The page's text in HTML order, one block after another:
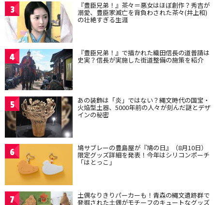
3 『豊臣兄弟！』茶々＝悪女はほぼ創作？秀吉が
溺愛、豊臣家滅亡を背負わされた茶々(井上和)
の壮絶すぎる生涯
4 『豊臣兄弟！』で描かれた織田信長の道普請は
史実？信長が実施した街道整備の施策を紹介
5 あの装飾は「炎」ではない？縄文時代の国宝・
火焔型土器、5000年前の人々が刻んだ謎とデザ
インの秘密
6 鳩サブレーの豊島屋が『鳩の日』（8月10日）
限定グッズ詳細を発表！今年はシリコンポーチ
「はとっこ」
7 土偶なりきりパーカーも！青森の縄文遺跡群で
発掘された土偶がモチーフのキュートなグッズ